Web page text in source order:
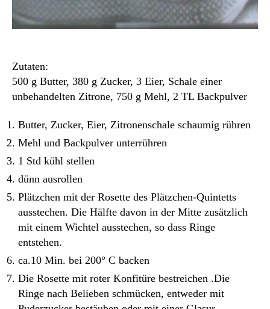
Zutaten:
500 g Butter, 380 g Zucker, 3 Eier, Schale einer
unbehandelten Zitrone, 750 g Mehl, 2 TL Backpulver
Butter, Zucker, Eier, Zitronenschale schaumig rühren
Mehl und Backpulver unterrühren
1 Std kühl stellen
dünn ausrollen
Plätzchen mit der Rosette des Plätzchen-Quintetts
ausstechen. Die Hälfte davon in der Mitte zusätzlich
mit einem Wichtel ausstechen, so dass Ringe
entstehen.
ca.10 Min. bei 200° C backen
Die Rosette mit roter Konfitüre bestreichen .Die
Ringe nach Belieben schmücken, entweder mit